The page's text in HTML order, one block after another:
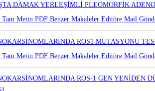
Tam MetinPDFBenzer MakalelerEditöre Mail
DAMAK YERLEŞİMLİ PLEOMORFİK
Tam MetinPDFBenzer MakalelerEditöre Mail
ROS1 MUTASYONU
Tam MetinPDFBenzer MakalelerEditöre Mail